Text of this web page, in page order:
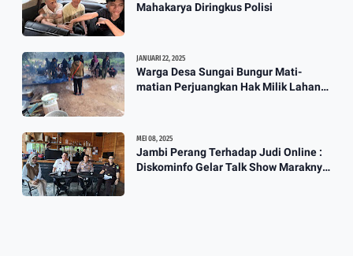
Mahakarya Diringkus Polisi
JANUARI 22, 2025
Warga Desa Sungai Bungur Mati-
matian Perjuangkan Hak Milik Lahan
MEI 08, 2025
Jambi Perang Terhadap Judi Online :
Diskominfo Gelar Talk Show Maraknya